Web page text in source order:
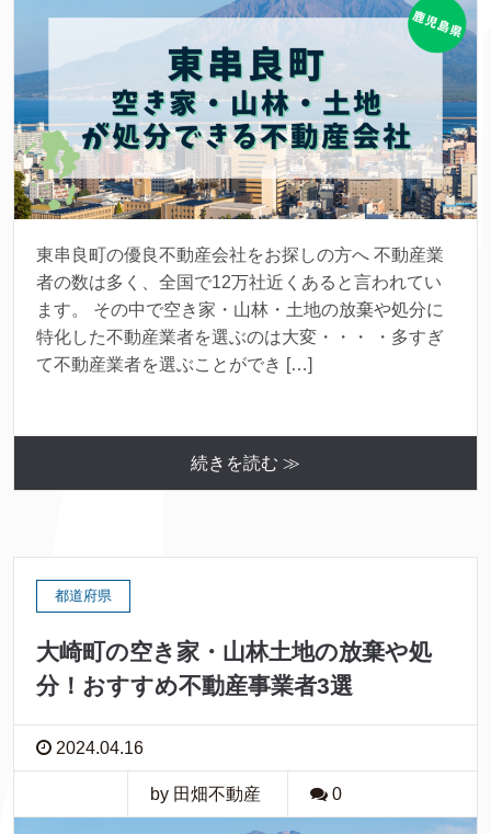
東串良町の優良不動産会社をお探しの方へ 不動産業
者の数は多く、全国で12万社近くあると言われてい
ます。 その中で空き家・山林・土地の放棄や処分に
特化した不動産業者を選ぶのは大変・・・ ・多すぎ
て不動産業者を選ぶことができ […]
続きを読む ≫
都道府県
大崎町の空き家・山林土地の放棄や処
分！おすすめ不動産事業者3選
2024.04.16
by 田畑不動産 0